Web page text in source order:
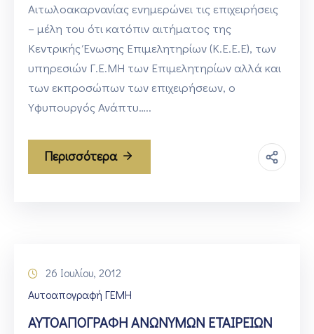
Αιτωλοακαρνανίας ενημερώνει τις επιχειρήσεις
– μέλη του ότι κατόπιν αιτήματος της
Κεντρικής Ένωσης Επιμελητηρίων (Κ.Ε.Ε.Ε), των
υπηρεσιών Γ.Ε.ΜΗ των Επιμελητηρίων αλλά και
των εκπροσώπων των επιχειρήσεων, ο
Υφυπουργός Ανάπτυ…..
Περισσότερα
26 Ιουλίου, 2012
Αυτοαπογραφή ΓΕΜΗ
ΑΥΤΟΑΠΟΓΡΑΦΗ ΑΝΩΝΥΜΩΝ ΕΤΑΙΡΕΙΩΝ